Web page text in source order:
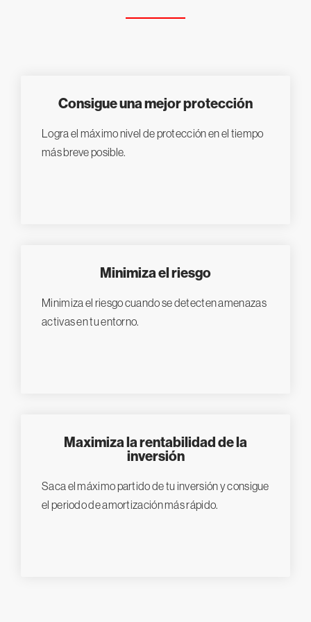
Consigue una mejor protección
Logra el máximo nivel de protección en el tiempo
más breve posible.
Minimiza el riesgo
Minimiza el riesgo cuando se detecten amenazas
activas en tu entorno.
Maximiza la rentabilidad de la
inversión
Saca el máximo partido de tu inversión y consigue
el periodo de amortización más rápido.